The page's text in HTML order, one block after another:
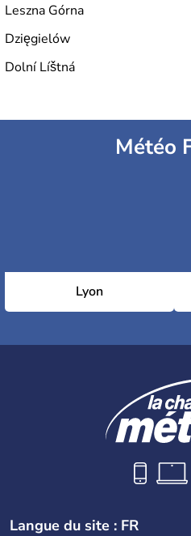
Leszna Górna
Dzięgielów
Dolní Líštná
Météo
Lyon
Langue du site : FR